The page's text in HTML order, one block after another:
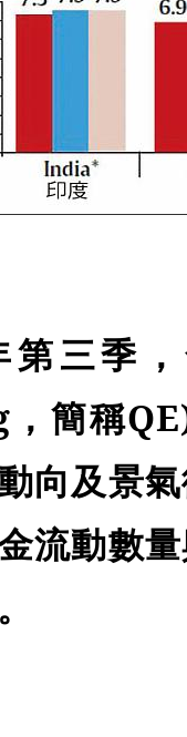
第三季
簡稱
向及景
流動數